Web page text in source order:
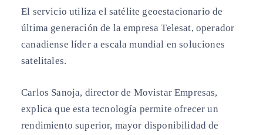
El servicio utiliza el satélite geoestacionario de
última generación de la empresa Telesat, operador
canadiense líder a escala mundial en soluciones
satelitales.
Carlos Sanoja, director de Movistar Empresas,
explica que esta tecnología permite ofrecer un
rendimiento superior, mayor disponibilidad de